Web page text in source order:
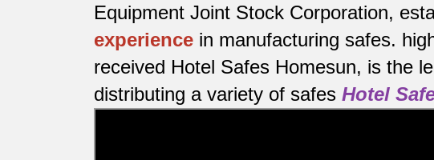
Equipment Joint Stock Corporation,
experience in manufacturing safes.
received Hotel Safes Homesun, is the
distributing a variety of safes Hotel